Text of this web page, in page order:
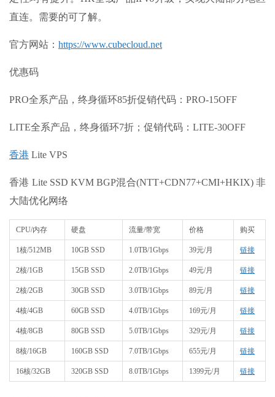
直连。需要的可了解。
官方网站： https://www.cubecloud.net
优惠码
PRO全系产品，终身循环85折促销代码：PRO-15OFF
LITE全系产品，终身循环7折；促销代码：LITE-30OFF
香港 Lite VPS
香港 Lite SSD KVM BGP混合(NTT+CDN77+CMI+HKIX) 非
大陆优化网络
CPU/内存 硬盘 流量/带宽 价格 购买
1核/512MB 10GB SSD 1.0TB/1Gbps 39元/月 链接
2核/1GB 15GB SSD 2.0TB/1Gbps 49元/月 链接
2核/2GB 30GB SSD 3.0TB/1Gbps 89元/月 链接
4核/4GB 60GB SSD 4.0TB/1Gbps 169元/月 链接
4核/8GB 80GB SSD 5.0TB/1Gbps 329元/月 链接
8核/16GB 160GB SSD 7.0TB/1Gbps 655元/月 链接
16核/32GB 320GB SSD 8.0TB/1Gbps 1399元/月 链接